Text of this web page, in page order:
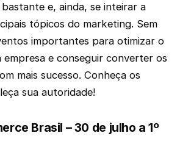
e, ainda, se inteirar a
tópicos do marketing. Sem
importantes para otimizar o
empresa e conseguir converter os
mais sucesso. Conheça os
sua autoridade!
Brasil – 30 de julho a 1º